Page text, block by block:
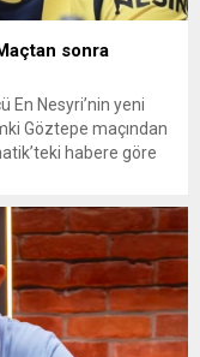
sonra
En Nesyri’nin yeni
Göztepe maçından
habere göre
alma